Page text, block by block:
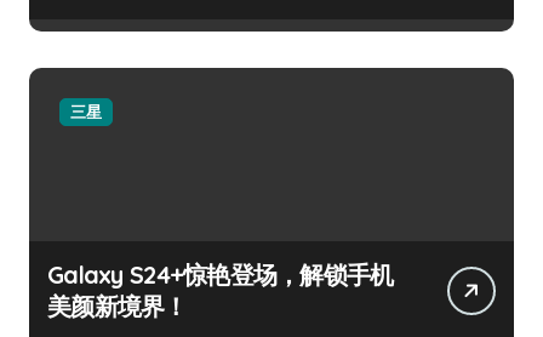
三星
Galaxy S24+惊艳登场，解锁手机
美颜新境界！